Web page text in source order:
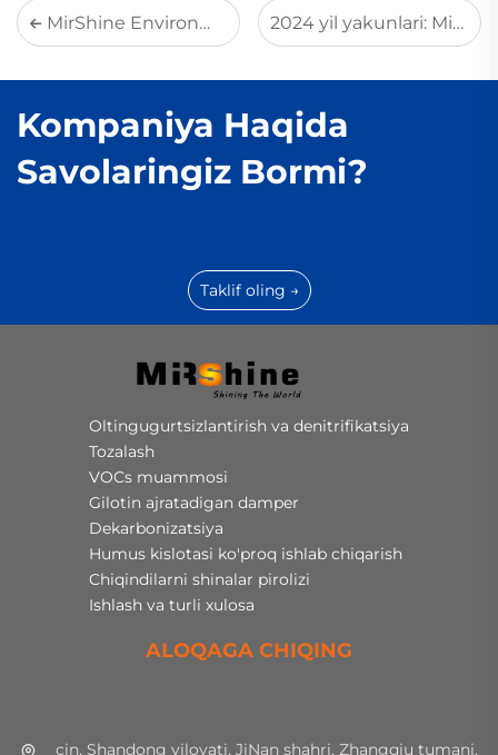
MirShine Environmental Xitoydagi Yantayda o'tkazilgan 10-yuqori darajali Ekologik Biznes Bo'yicha Uch tomonlama Jadval (TREB)da muvaffaqiyatli ishtirok etdi 2024 yil yakunlari: MirShine Tejonda bo'lib o'tgan METAFO tashabbusida ishtirok etdi va O'rta Sharqdagi o'z ishtirokini kengaytirdi
Kompaniya Haqida
Savolaringiz Bormi?
Taklif oling →
Oltingugurtsizlantirish va denitrifikatsiya
Tozalash
VOCs muammosi
Gilotin ajratadigan damper
Dekarbonizatsiya
Humus kislotasi ko'proq ishlab chiqarish
Chiqindilarni shinalar pirolizi
Ishlash va turli xulosa
ALOQAGA CHIQING
çin, Shandong viloyati, JiNan shahri, Zhangqiu tumani,